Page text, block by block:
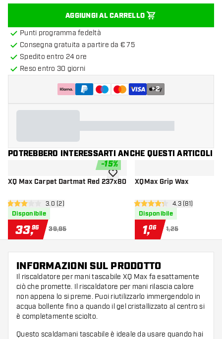
AGGIUNGI AL CARRELLO
Punti programma fedeltà
Consegna gratuita a partire da € 75
Spedito entro 24 ore
Reso entro 30 giorni
+2
POTREBBERO INTERESSARTI ANCHE QUESTI ARTICOLI
-15%
XQ Max Carpet Dartmat Red 237x80
apri pannello recensioni
3 stelle di valutazione
3.0 (2)
Disponibile
33,96 39,95
aggiungi alla lista dei desideri
XQMax Grip Wax
apri pannello
4.3 stelle di valutazione
4.3 (81)
Disponibile
1,06 1,25
INFORMAZIONI SUL PRODOTTO
Il riscaldatore per mani tascabile XQ Max fa esattamente
ciò che promette. Il riscaldatore per mani rilascia calore
non appena lo si preme. Puoi riutilizzarlo immergendolo in
acqua bollente fino a quando il gel cristallizzato al centro si
è completamente sciolto.
Questo scaldamani tascabile è ideale da usare quando hai